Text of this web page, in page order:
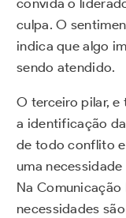
convida o
culpa. O
indica que algo
sendo atendido.
O terceiro pilar, e
a identificação
de todo conflito
uma
Na
necessidades